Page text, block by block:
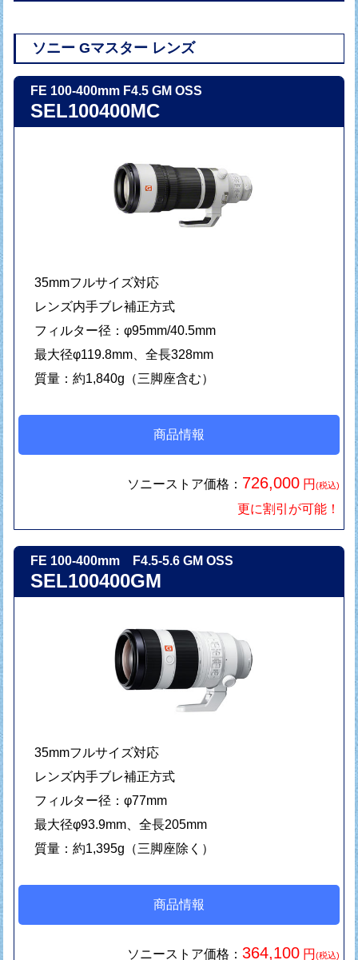
ソニー Gマスター レンズ
FE 100-400mm F4.5 GM OSS
SEL100400MC
35mmフルサイズ対応
レンズ内手ブレ補正方式
フィルター径：φ95mm/40.5mm
最大径φ119.8mm、全長328mm
質量：約1,840g（三脚座含む）
商品情報
ソニーストア価格： 726,000 円(税込)
更に割引が可能！
FE 100-400mm F4.5-5.6 GM OSS
SEL100400GM
35mmフルサイズ対応
レンズ内手ブレ補正方式
フィルター径：φ77mm
最大径φ93.9mm、全長205mm
質量：約1,395g（三脚座除く）
商品情報
ソニーストア価格：364,100 円(税込)